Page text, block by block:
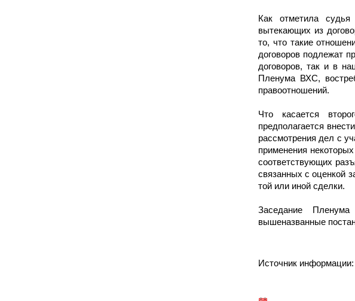
Как отметила
вытекающих из
то, что такие
договоров подлежат
договоров, так и в
Пленума ВХС,
правоотношений.
Что касается
предполагается
рассмотрения дел с
применения
соответствующих
связанных с оценкой
той или иной сделки.
Заседание
вышеназванные
Источник